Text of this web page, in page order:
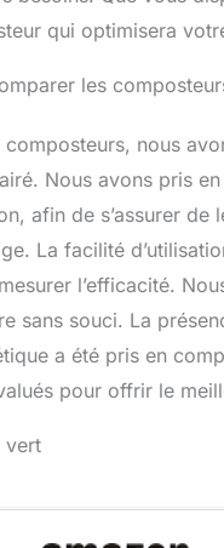
qui optimisera
les
nous
Nous avons pris
afin de s’assurer
La facilité
l’efficacité.
sans souci. La
a été pris en
pour offrir le
vert